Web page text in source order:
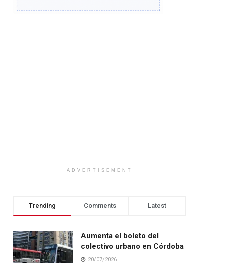
ADVERTISEMENT
Trending Comments Latest
Aumenta el boleto del
colectivo urbano en Córdoba
20/07/2026